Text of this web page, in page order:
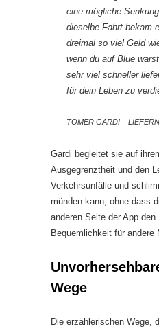
eine mögliche
dieselbe Fahrt bekam
dreimal so viel Geld
wenn du auf Blue
sehr viel schneller
für dein Leben zu
TOMER GARDI –
Gardi begleitet sie auf
Ausgegrenztheit und den
Verkehrsunfälle und
münden kann, ohne dass
anderen Seite der App
Bequemlichkeit für andere
Wege
Die erzählerischen Wege,